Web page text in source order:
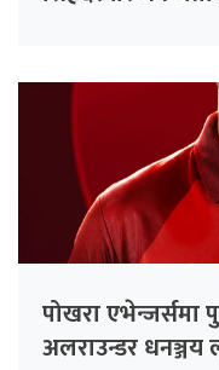
पोखरा एभेन्जर्समा
अलराउन्डर धनञ्जय